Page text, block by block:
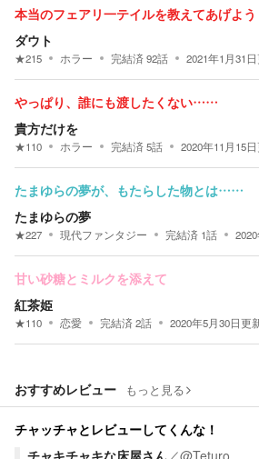
本当のフェアリ一テイルを教えてあげよう
ダウト
★215 ホラー 完結済92話 2021年1月31日
やっぱり、誰にも渡したくない……
貴方だけを
★110 ホラー 完結済5話 2020年11月15日
たまゆらの夢が、もたらした物とは……
たまゆらの夢
★227 現代ファンタジー 完結済 1話
甘い砂糖とミルクを添えて
紅茶姫
★110 恋愛 完結済2話 2020年5月30日更
おすすめレビュー もっと見る
チャッチャとレビューしてくんな！
チャキチャキな床屋さん ／@Teturo